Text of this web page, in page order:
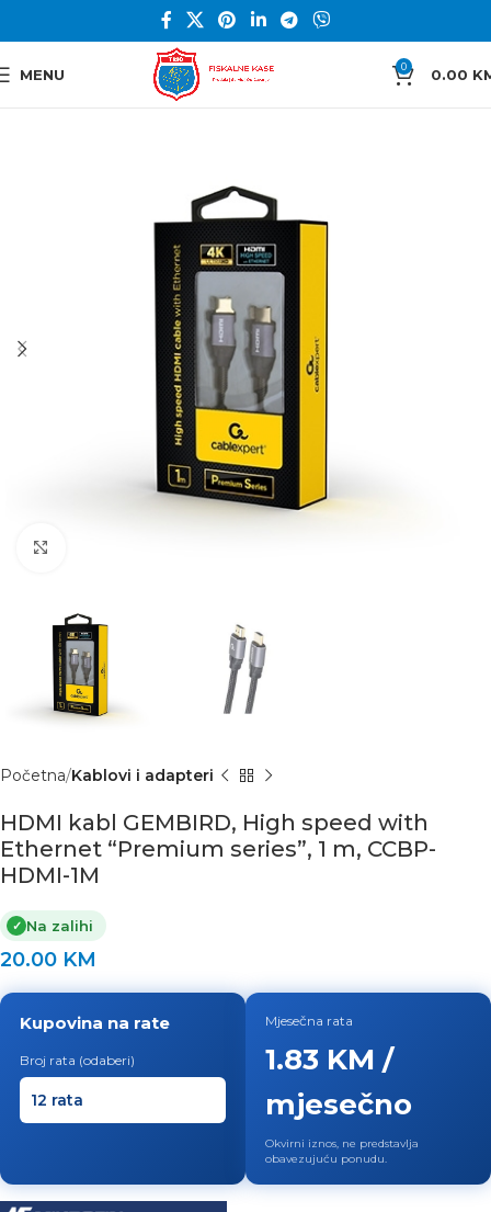
MENU 0 0.00
Početna Kablovi i adapteri
HDMI kabl GEMBIRD, High speed with
Ethernet “Premium series”, 1 m, CCBP-
HDMI-1M
✓ Na zalihi
20.00 KM
Kupovina na rate
Broj rata (odaberi)
Mjesečna rata
1.83 KM /
mjesečno
Okvirni iznos, ne predstavlja
obavezujuću ponudu.